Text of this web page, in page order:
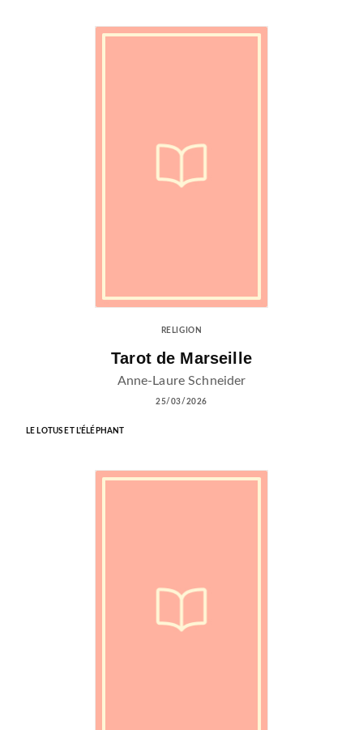
RELIGION
Tarot de Marseille
Anne-Laure Schneider
25/03/2026
LE LOTUS ET L'ÉLÉPHANT